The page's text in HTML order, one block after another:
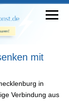
mit
in
Verbindung aus